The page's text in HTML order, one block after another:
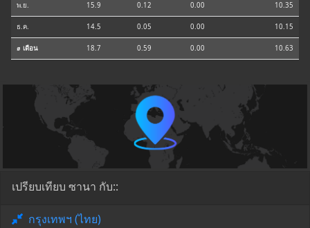
พ.ย. 15.9 0.12 0.00 10.35
ธ.ค. 14.5 0.05 0.00 10.15
⌀ เดือน 18.7 0.59 0.00 10.63
เปรียบเทียบ ซานา กับ::
กรุงเทพฯ (ไทย)